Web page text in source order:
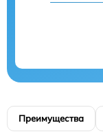
Преимущества